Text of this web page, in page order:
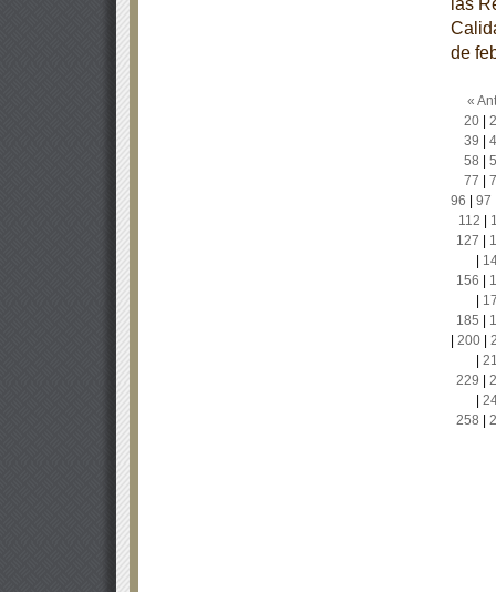
las
de
«
20|
39
58
77
96
97
112
127
156
185
200|
229
258